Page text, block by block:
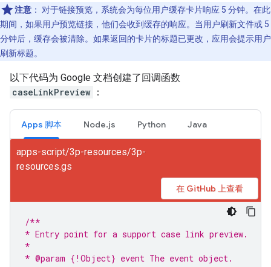
注意 ：
对于链接预览，系统会为每位用户缓存卡片响应 5 分钟。在此
期间，如果用户预览链接，他们会收到缓存的响应。当用户刷新文件或 5
分钟后，缓存会被清除。如果返回的卡片的标题已更改，应用会提示用户
刷新标题。
以下代码为 Google 文档创建了回调函数
caseLinkPreview ：
Apps 脚本 Node.js Python Java
apps-script/3p-resources/3p-
resources.gs
在 GitHub 上查看
/**
* Entry point for a support case link preview.
*
* @param {!Object} event The event object.